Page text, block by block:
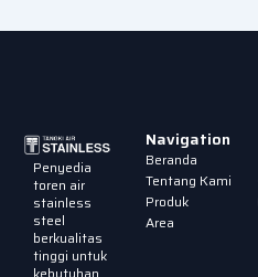
Penyedia
toren air
stainless
steel
berkualitas
tinggi untuk
Navigation
Beranda
Tentang Kami
Produk
Area